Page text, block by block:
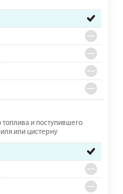
и поступившего
или цистерну